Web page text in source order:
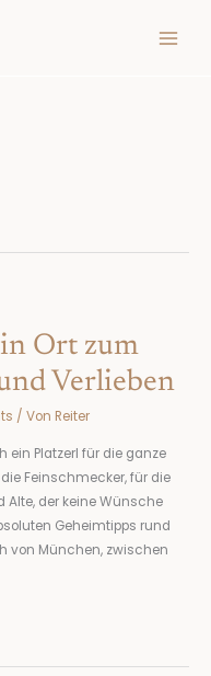
Ort zum
Verlieben
/ Von Reiter
ein Platzerl für die ganze
Feinschmecker, für die
Alte, der keine Wünsche
Geheimtipps rund
von München, zwischen